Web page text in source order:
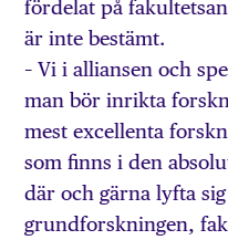
fördelat på
är inte bestämt.
– Vi i alliansen och
man bör inrikta
mest excellenta
som finns i den
där och gärna lyfta
grundforskningen,